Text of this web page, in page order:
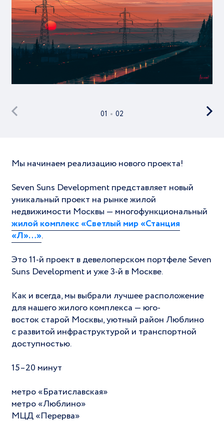
01 02
Мы начинаем реализацию нового проекта!
Seven Suns Development представляет новый
уникальный проект на рынке жилой
недвижимости Москвы — многофункциональный
жилой комплекс «Светлый мир «Станция
«Л»…».
Это 11‐й проект в девелоперском портфеле Seven
Suns Development и уже 3‐й в Москве.
Как и всегда, мы выбрали лучшее расположение
для нашего жилого комплекса — юго‐
восток старой Москвы, уютный район Люблино
с развитой инфраструктурой и транспортной
доступностью.
15–20 минут
метро «Братиславская»
метро «Люблино»
МЦД «Перерва»